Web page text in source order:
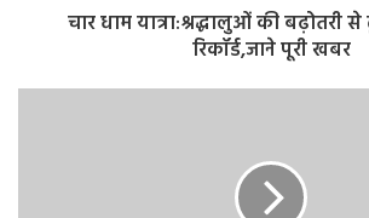
दिन सिनेमाघरों में रिलीज होगा.
चार धाम यात्रा:श्रद्धालुओं की बढ़ोतरी
रिकॉर्ड,जाने पूरी खबर